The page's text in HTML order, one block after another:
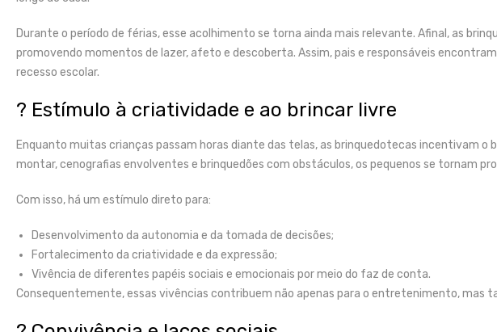
Durante o período de férias, esse acolhimento se torna ainda mais relevante. Afinal, as
promovendo momentos de lazer, afeto e descoberta. Assim, pais e responsáveis
recesso escolar.
? Estímulo à criatividade e ao brincar livre
Enquanto muitas crianças passam horas diante das telas, as brinquedotecas incentivam o
montar, cenografias envolventes e brinquedões com obstáculos, os pequenos se tornam
Com isso, há um estímulo direto para:
Desenvolvimento da autonomia e da tomada de decisões;
Fortalecimento da criatividade e da expressão;
Vivência de diferentes papéis sociais e emocionais por meio do faz de conta.
Consequentemente, essas vivências contribuem não apenas para o entretenimento, mas